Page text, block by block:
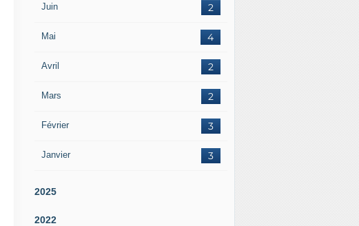
Juin 2
Mai 4
Avril 2
Mars 2
Février 3
Janvier 3
2025
2022